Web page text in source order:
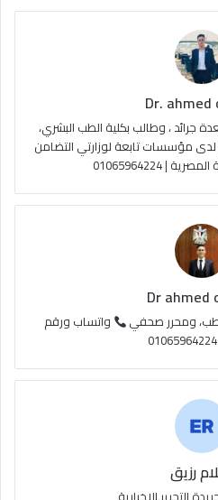
ا
ل
م
و
R
S
S
Dr. ahmed
جرائد ، وطالب بكلية الطب البشري،
مؤسسات تابعة لوزارتي التضامن
| 01065964224
Dr ahmed
ومحرر صحفي
واتساب ورقم
رزيق